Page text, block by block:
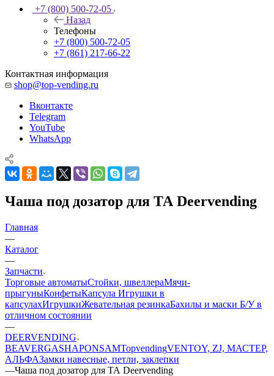
+7 (800) 500-72-05
Назад
Телефоны
+7 (800) 500-72-05
+7 (861) 217-66-22
Контактная информация
shop@top-vending.ru
Вконтакте
Telegram
YouTube
WhatsApp
Чаша под дозатор для ТА Deervending
Главная
—
Каталог
—
Запчасти
Торговые автоматыСтойки, швеллераМячи-
прыгуныКонфетыКапсула Игрушки в
капсулахИгрушкиЖевательная резинкаБахилы и маски Б/У в
отличном состоянии
—
DEERVENDING
BEAVERGASHAPONSAMTopvendingVENTOY, ZJ, МАСТЕР,
АЛЬФАЗамки навесные, петли, заклепки
—Чаша под дозатор для ТА Deervending